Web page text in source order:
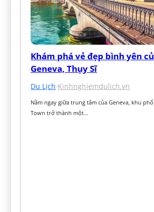
Khám phá vẻ đẹp bình yên
Geneva, Thụy Sĩ
Du Lịch·Kinhnghiemdulich.vn
Nằm ngay giữa trung tâm của Geneva, khu
Town trở thành một…